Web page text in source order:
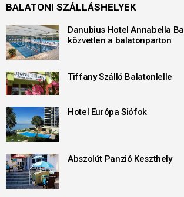
BALATONI SZÁLLÁSHELYEK
Danubius Hotel Annabella
közvetlen a balatonparton
Tiffany Szálló Balatonlelle
Hotel Európa Siófok
Abszolút Panzió Keszthely